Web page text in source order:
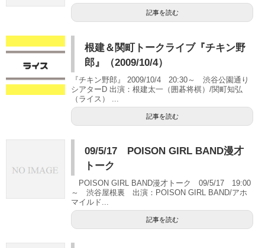
記事を読む
根建＆関町トークライブ『チキン野
郎』（2009/10/4）
『チキン野郎』 2009/10/4 20:30～ 渋谷公園通り
シアターD 出演：根建太一（囲碁将棋）/関町知弘
（ライス） ...
記事を読む
09/5/17 POISON GIRL BAND漫才
トーク
POISON GIRL BAND漫才トーク 09/5/17 19:00
～ 渋谷屋根裏 出演：POISON GIRL BAND/アホ
マイルド...
記事を読む